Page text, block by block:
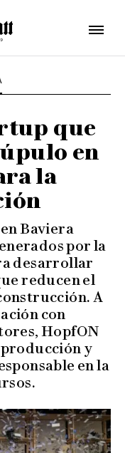
que
en
la
Baviera
por la
desarrollar
reducen el
A
con
HopfON
y
en la